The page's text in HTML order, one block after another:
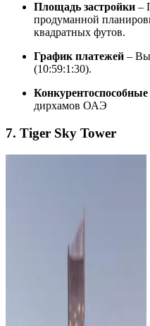
Площадь застройки –
продуманной
квадратных футов.
График платежей –
(10:59:1:30).
дирхамов ОАЭ
7. Tiger Sky Tower